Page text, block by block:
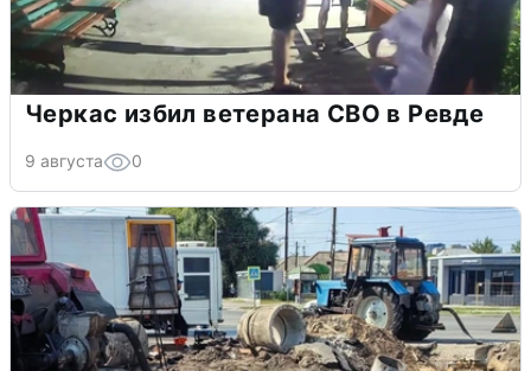
Черкас избил ветерана СВО в Ревде
9 августа 0